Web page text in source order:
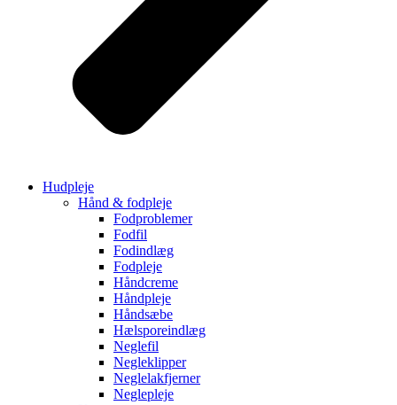
Hudpleje
Hånd & fodpleje
Fodproblemer
Fodfil
Fodindlæg
Fodpleje
Håndcreme
Håndpleje
Håndsæbe
Hælsporeindlæg
Neglefil
Negleklipper
Neglelakfjerner
Neglepleje